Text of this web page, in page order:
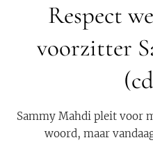
Respect
voorzitter
Sammy Mahdi pleit voor
woord, maar